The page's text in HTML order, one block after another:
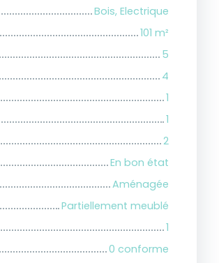
Bois, Electrique
101 m²
5
4
1
1
2
En bon état
Aménagée
Partiellement meublé
1
0 conforme